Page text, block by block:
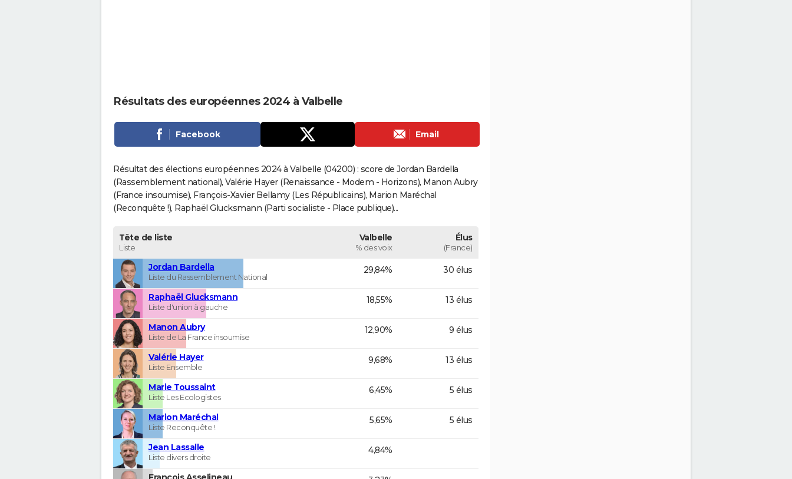
Résultats des européennes 2024 à Valbelle
Facebook Email
Résultat des élections européennes 2024 à Valbelle (04200) : score de Jordan Bardella
(Rassemblement national), Valérie Hayer (Renaissance - Modem - Horizons), Manon Aubry
(France insoumise), François-Xavier Bellamy (Les Républicains), Marion Maréchal
(Reconquête !), Raphaël Glucksmann (Parti socialiste - Place publique)...
Tête de liste
Liste
Valbelle
% des voix
Élus
(France)
Jordan Bardella
Liste du Rassemblement National
29,84% 30 élus
Raphaël Glucksmann
Liste d'union à gauche
18,55% 13 élus
Manon Aubry
Liste de La France insoumise
12,90% 9 élus
Valérie Hayer
Liste Ensemble
9,68% 13 élus
Marie Toussaint
Liste Les Ecologistes
6,45% 5 élus
Marion Maréchal
Liste Reconquête !
5,65% 5 élus
Jean Lassalle
Liste divers droite
4,84%